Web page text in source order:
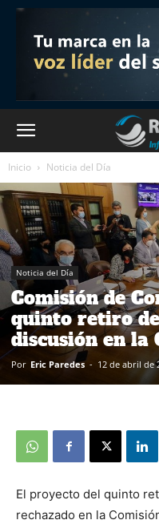
Inicio Noticia del Día
Noticia del Día
Comisión de
quinto retiro
discusión en la
Por Eric Paredes - 12 de abril de
El proyecto del quinto
rechazado en la